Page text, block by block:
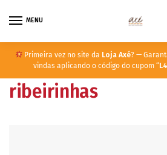
MENU
Primeira vez no site da Loja Axé? —
vindas aplicando o código do cupom “
ribeirinhas